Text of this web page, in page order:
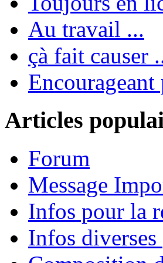
Au travail ...
çà fait causer
Articles
Forum
Message
Infos pour la
Infos